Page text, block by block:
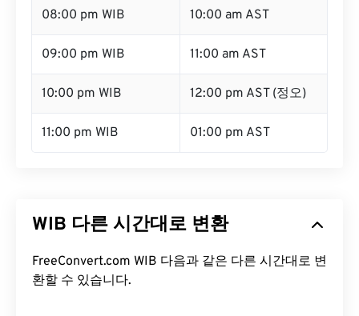
08:00 pm WIB 10:00 am AST
09:00 pm WIB 11:00 am AST
10:00 pm WIB 12:00 pm AST (정오)
11:00 pm WIB 01:00 pm AST
WIB 다른 시간대로 변환
FreeConvert.com WIB 다음과 같은 다른 시간대로 변
환할 수 있습니다.